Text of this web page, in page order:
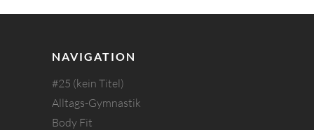
NAVIGATION
#25 (kein Titel)
Alltags-Gymnastik
Body Fit